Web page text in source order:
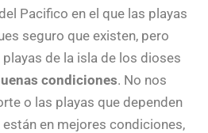
Pacifico en el que las playas
seguro que existen, pero
de la isla de los dioses
condiciones. No nos
o las playas que dependen
en mejores condiciones,